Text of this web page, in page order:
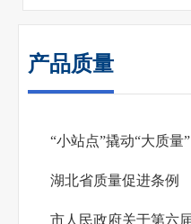
产品质量
“小站点”撬动“大质量”
湖北省质量促进条例